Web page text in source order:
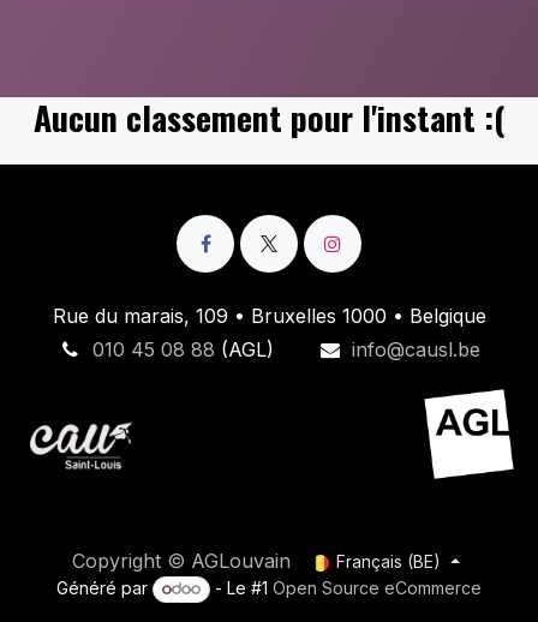
Aucun classement pour l'instant :(
Rue du marais, 109 • Bruxelles 1000 • Belgique
010 45 08 88 (AGL) info@causl.be
Copyright © AGLouvain
Français (BE)
Généré par
- Le #1Open Source eCommerce